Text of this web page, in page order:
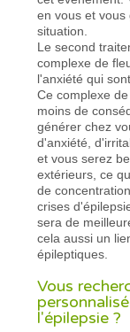
en vous et
situation.
Le second
complexe de
l'anxiété qui
Ce complexe
moins de
générer chez
d'anxiété,
et vous serez
extérieurs, ce
de
crises
sera de
cela aussi un
épileptiques.
Vous
l'épilepsie ?